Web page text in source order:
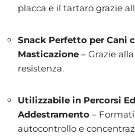
placca e il tartaro grazie
Snack Perfetto per Cani
Masticazione – Grazie
resistenza.
Utilizzabile in Percorsi
Addestramento –
autocontrollo e